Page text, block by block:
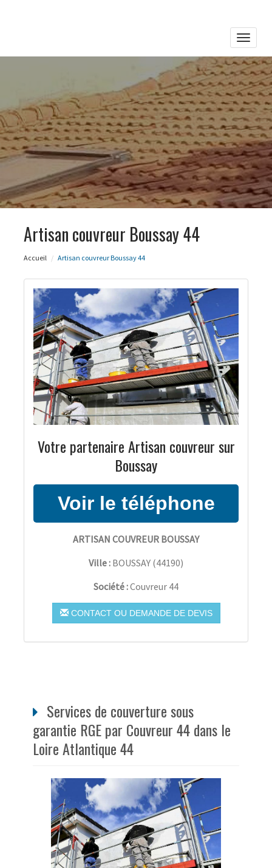
Toggle
Artisan couvreur Boussay 44
Accueil Artisan couvreur Boussay 44
Votre partenaire Artisan couvreur sur
Boussay
ARTISAN COUVREUR BOUSSAY
Ville : BOUSSAY (44190)
Société :Couvreur 44
CONTACT OU DEMANDE DE DEVIS
Services de couverture sous
garantie RGE par Couvreur 44 dans le
Loire Atlantique 44